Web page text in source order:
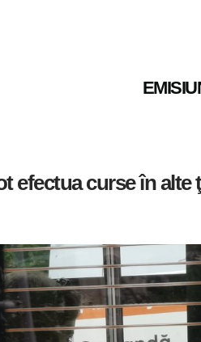
curse în alte